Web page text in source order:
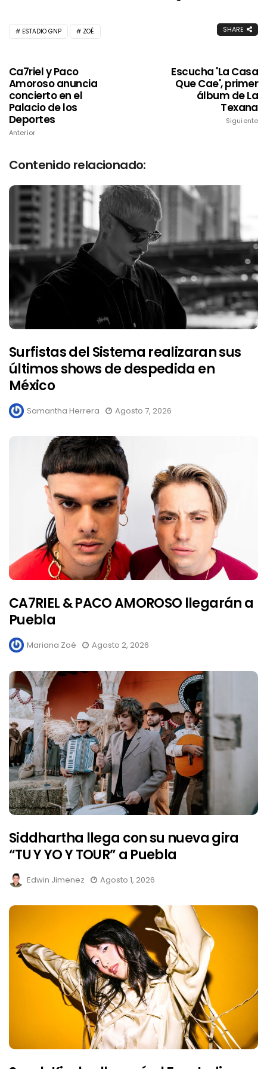
ESTADIO GNP ZOÉ SHARE
Ca7riel y Paco
Amoroso anuncia
concierto en el
Palacio de los
Deportes
Anterior
Escucha 'La Casa
Que Cae', primer
álbum de La
Texana
Siguiente
Contenido relacionado:
Surfistas del Sistema realizaran sus
últimos shows de despedida en
México
Samantha Herrera Agosto 7, 2026
CA7RIEL & PACO AMOROSO llegarán a
Puebla
Mariana Zoé Agosto 2, 2026
Siddhartha llega con su nueva gira
“TU Y YO Y TOUR” a Puebla
Edwin Jimenez Agosto 1, 2026